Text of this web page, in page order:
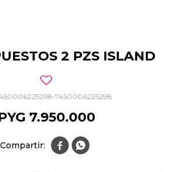
2 PZS ISLAND
7450006225298
7.950.000
 